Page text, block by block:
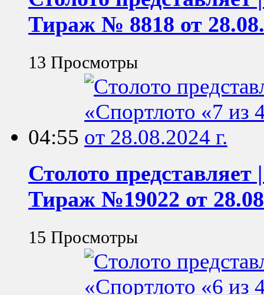
Тираж № 8818 от
13 Просмотры
04:55
Столото представляет
Тираж №19022 от
15 Просмотры